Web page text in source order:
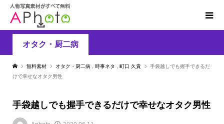
オタク・厨二病
無料素材 オタク・厨二病 時事ネタ 町口 久貴
手袋越しでも握手できるだ
けで幸せなオタク男性
手袋越しでも握手できるだけで幸せなオタク男性